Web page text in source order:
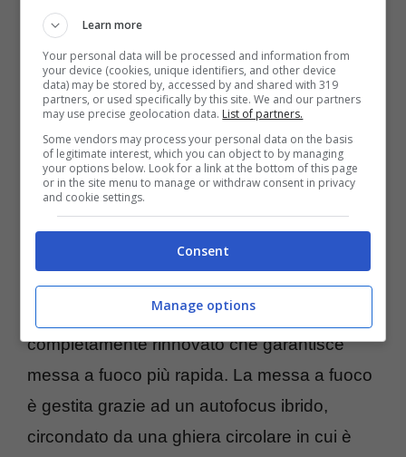
Meizu Pro 5, anche Meizu Pro 6
utilizza l’ottima fotocameraSony IMX230 da
, ma con sensore laser
completamente rinnovato che garantisce
messa a fuoco più rapida. La messa a fuoco
è gestita grazie ad un autofocus ibrido,
circondato da una ghiera circolare in cui è
Learn more
Your personal data will be processed and information from
your device (cookies, unique identifiers, and other device
data) may be stored by, accessed by and shared with 319
partners, or used specifically by this site. We and our partners
may use precise geolocation data. List of partners.
Some vendors may process your personal data on the basis
of legitimate interest, which you can object to by managing
your options below. Look for a link at the bottom of this page
or in the site menu to manage or withdraw consent in privacy
and cookie settings.
Consent
Manage options